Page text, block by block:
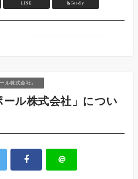
LINE Feedly
ル株式会社」
ール株式会社」につい
＠